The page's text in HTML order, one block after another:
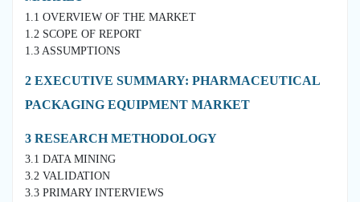
1.1 OVERVIEW OF THE MARKET
1.2 SCOPE OF REPORT
1.3 ASSUMPTIONS
2 EXECUTIVE SUMMARY: PHARMACEUTICAL
PACKAGING EQUIPMENT MARKET
3 RESEARCH METHODOLOGY
3.1 DATA MINING
3.2 VALIDATION
3.3 PRIMARY INTERVIEWS